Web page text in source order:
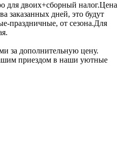
для двоих+сборный налог.Цена
заказанных дней, это будут
праздничные, от сезона.Для
за дополнительную цену.
приездом в наши уютные